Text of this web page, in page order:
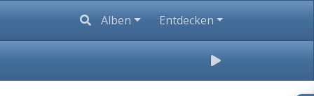
Alben Entdecken